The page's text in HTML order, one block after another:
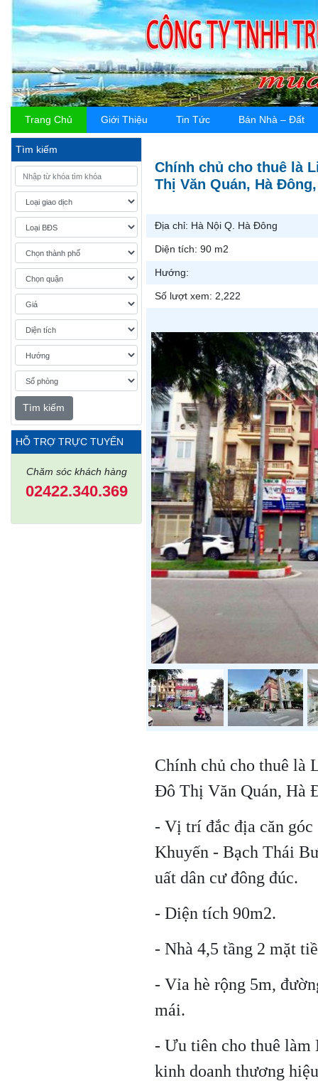
Trang Chủ Giới Thiệu Tin Tức Bán Nhà – Đất
Tìm kiếm
Tìm kiếm
HỖ TRỢ TRỰC TUYẾN
Chăm sóc khách hàng
02422.340.369
Chính chủ cho thuê là
Thị Văn Quán, Hà
Địa chỉ: Hà Nội Q. Hà Đông
Diện tích: 90 m2
Hướng:
Số lượt xem: 2,222
Chính chủ cho thuê là
Đô Thị Văn Quán, Hà
- Vị trí đắc địa căn
Khuyến - Bạch Thái
uất dân cư đông đúc.
- Diện tích 90m2.
- Nhà 4,5 tầng 2 mặt
- Vỉa hè rộng 5m,
mái.
- Ưu tiên cho thuê làm
kinh doanh thương